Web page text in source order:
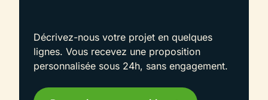
Décrivez-nous votre projet en quelques
lignes. Vous recevez une proposition
personnalisée sous 24h, sans engagement.